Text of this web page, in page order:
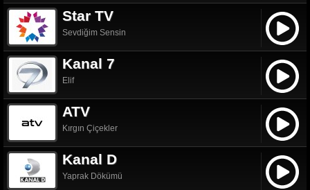
Star TV
Sevdiğim Sensin
Kanal 7
Elif
ATV
Kırgın Çiçekler
Kanal D
Yaprak Dökümü